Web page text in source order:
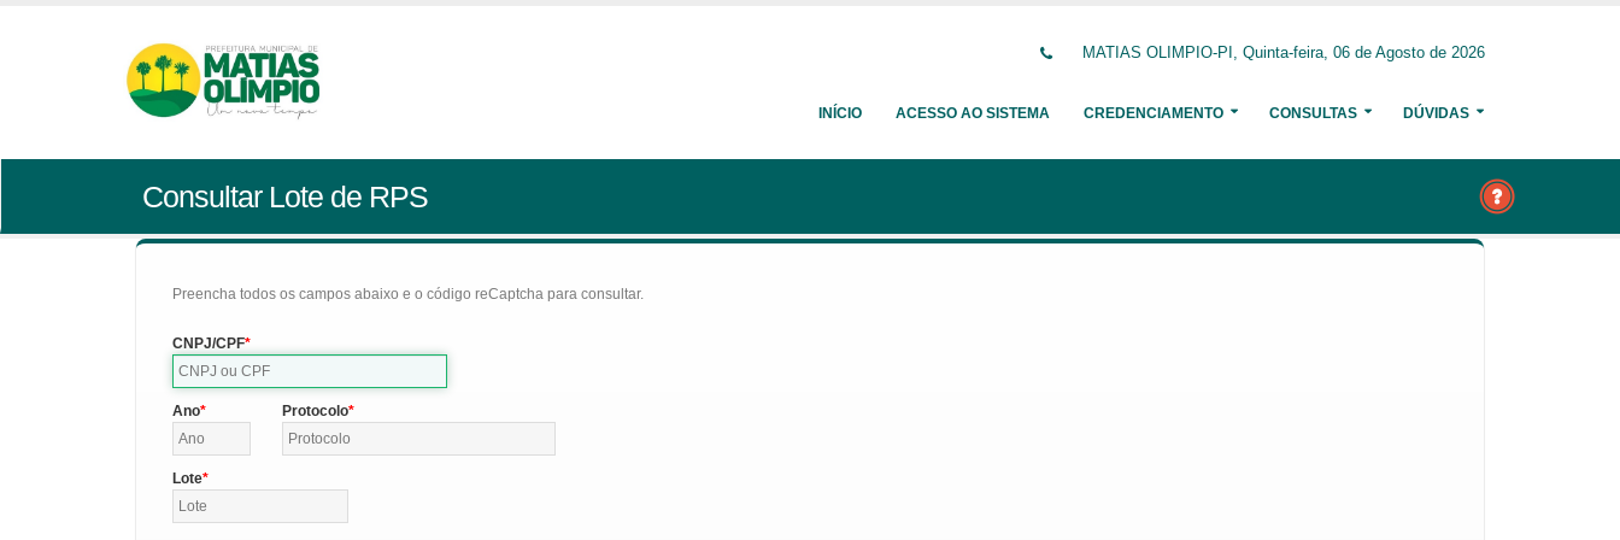
MATIAS OLIMPIO-PI, Quinta-feira, 06 de Agosto de 2026
INÍCIO ACESSO AO SISTEMA CREDENCIAMENTO CONSULTAS DÚVIDAS
Consultar Lote de RPS
Preencha todos os campos abaixo e o código reCaptcha para consultar.
CNPJ/CPF
Ano Protocolo
Lote